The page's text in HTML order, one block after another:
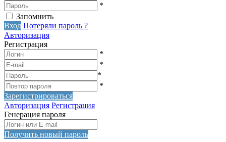
*
Запомнить
Вход Потеряли пароль ?
Авторизация
Регистрация
*
*
*
*
Зарегистрироваться
Авторизация Регистрация
Генерация пароля
Получить новый пароль